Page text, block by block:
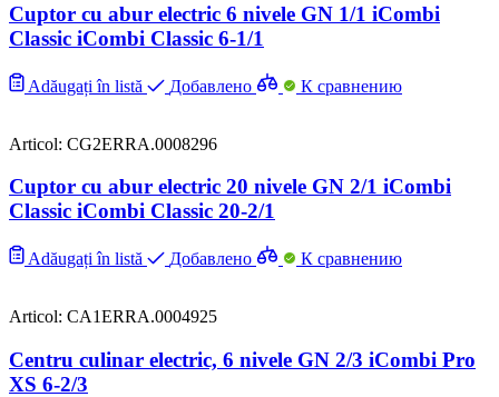
Cuptor cu abur electric 6 nivele GN 1/1 iCombi
Classic iCombi Classic 6-1/1
Adăugați în listă Добавлено К сравнению
Articol: CG2ERRA.0008296
Cuptor cu abur electric 20 nivele GN 2/1 iCombi
Classic iCombi Classic 20-2/1
Adăugați în listă Добавлено К сравнению
Articol: CA1ERRA.0004925
Centru culinar electric, 6 nivele GN 2/3 iCombi Pro
XS 6-2/3